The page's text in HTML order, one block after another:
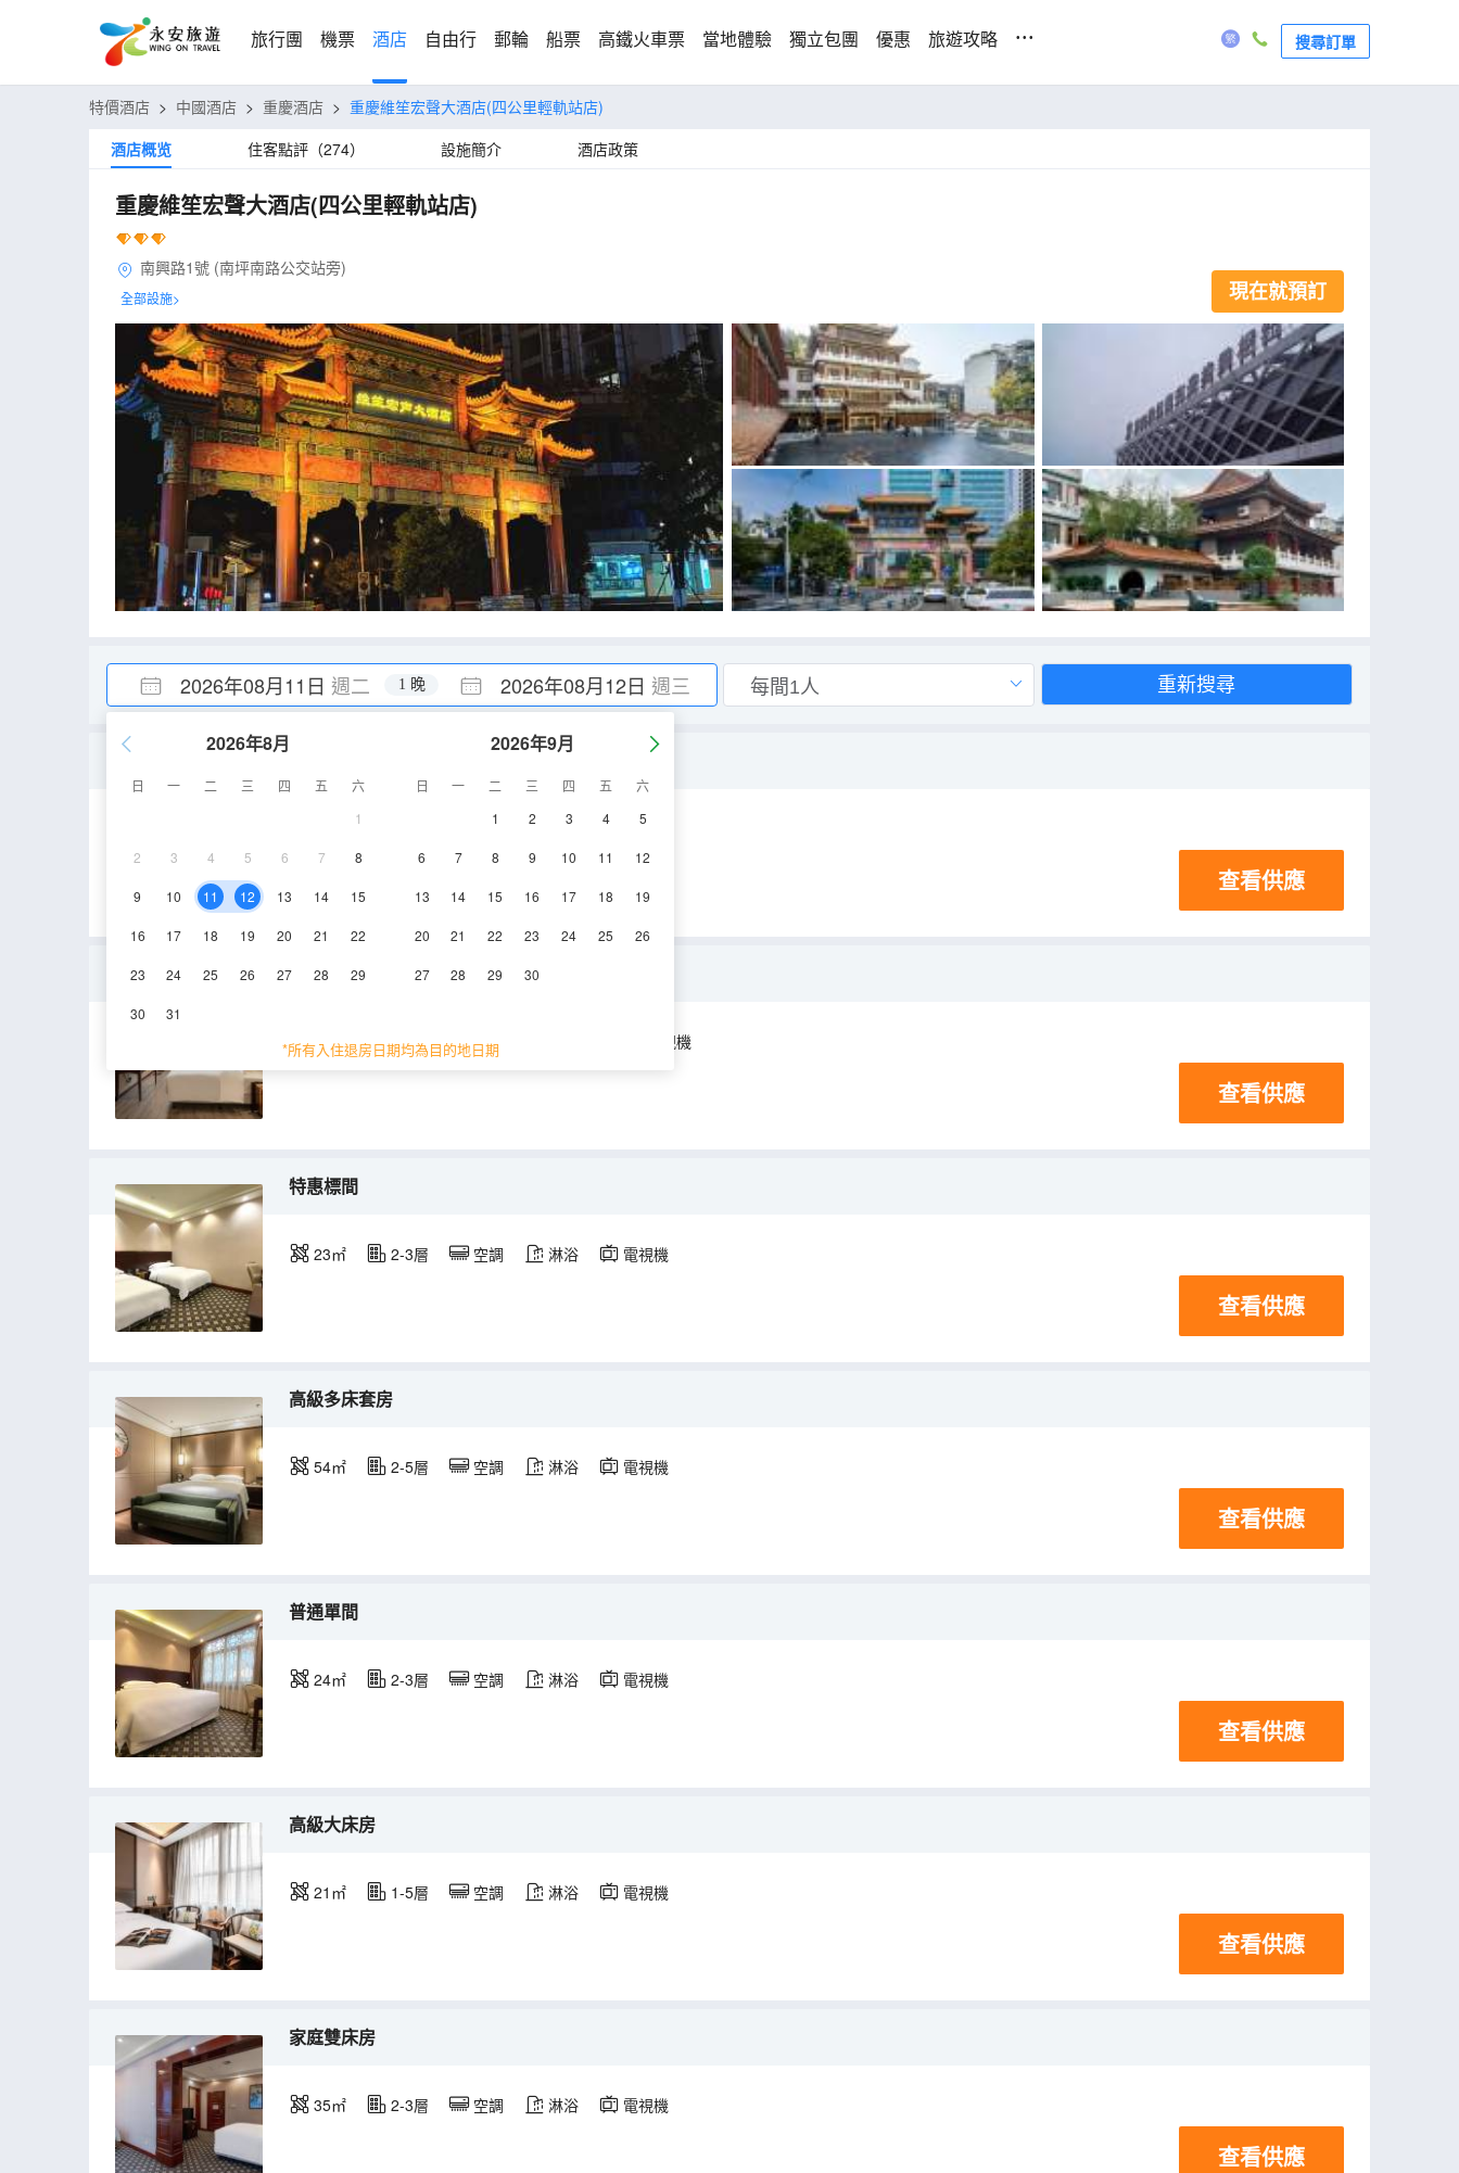
旅行團 機票 酒店 自由行 郵輪 船票 高鐵火車票 當地體驗 獨立包團 優惠 旅遊攻略 ... 搜尋訂單
特價酒店 > 中國酒店 > 重慶酒店 > 重慶維笙宏聲大酒店(四公里輕軌站店)
酒店概览
住客點評（274） 設施簡介 酒店政策
重慶維笙宏聲大酒店(四公里輕軌站店)
南興路1號 (南坪南路公交站旁)
全部設施> 現在就預訂
2026年08月11日 週二 2026年08月12日 週三
1 晚
2026年8月
日 一 二 三 四 五
六
1
2 3 4 5 6 7 8
9 10 11 12 13 14 15
16 17 18 19 20 21 22
23 24 25 26 27 28 29
30 31
2026年9月
日 一 二 三 四 五
六
1
2 3 4 5
6 7 8 9 10 11 12
13 14 15 16 17 18 19
20 21 22 23 24 25 26
27 28 29 30
*所有入住退房日期均為目的地日期
重新搜尋
空調 淋浴 電視機
查看供應
機麻套房
40-75㎡ 2-4層 空調 電視機
查看供應
特惠標間
23㎡ 2-3層 空調 淋浴 電視機
查看供應
高級多床套房
54㎡ 2-5層 空調 淋浴 電視機
查看供應
普通單間
24㎡ 2-3層 空調 淋浴 電視機
查看供應
高級大床房
21㎡ 1-5層 空調 淋浴 電視機
查看供應
家庭雙床房
35㎡ 2-3層 空調 淋浴 電視機
查看供應